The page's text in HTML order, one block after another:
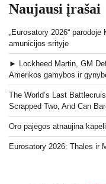
Naujausi įrašai
„Eurosatory 2026“
amunicijos srityje
► Lockheed Martin, GM
Amerikos gamybos ir
The World’s Last
Scrapped Two, And Can
Oro pajėgos atnaujina
Eurosatory 2026: Thales ir